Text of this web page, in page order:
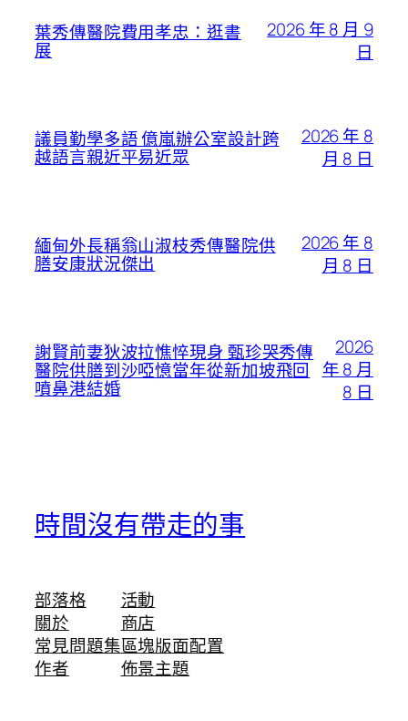
葉秀傳醫院費用孝忠：逛書
展
2026 年 8 月 9
日
議員勤學多語 億嵐辦公室設計跨
越語言親近平易近眾
2026 年 8
月 8 日
緬甸外長稱翁山淑枝秀傳醫院供
膳安康狀況傑出
2026 年 8
月 8 日
謝賢前妻狄波拉憔悴現身 甄珍哭秀傳
醫院供膳到沙啞憶當年從新加坡飛回
噴鼻港結婚
2026
年 8 月
8 日
時間沒有帶走的事
部落格
關於
常見問題集
作者
活動
商店
區塊版面配置
佈景主題